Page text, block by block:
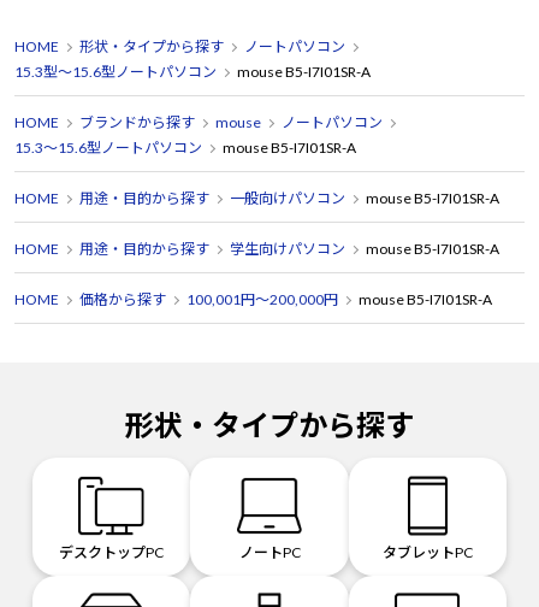
HOME 形状・タイプから探す
ノートパソコン
15.3型～15.6型ノートパソコン
mouse B5-I7I01SR-A
HOME ブランドから探す mouse
ノートパソコン
15.3～15.6型ノートパソコン
mouse B5-I7I01SR-A
HOME 用途・目的から探す 一般向けパソコン mouse B5-I7I01SR-A
HOME 用途・目的から探す 学生向けパソコン mouse B5-I7I01SR-A
HOME 価格から探す 100,001円～200,000円 mouse B5-I7I01SR-A
形状・タイプから探す
デスクトップPC ノートPC タブレットPC